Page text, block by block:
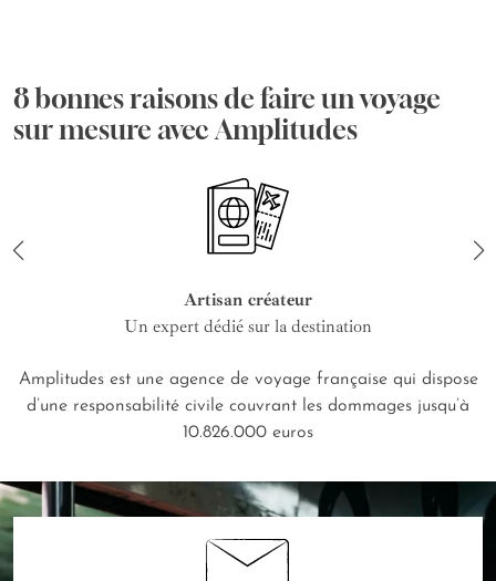
8 bonnes raisons de faire un voyage
sur mesure avec Amplitudes
Artisan créateur
Un expert dédié sur la destination
Amplitudes est une agence de voyage française qui dispose
d’une responsabilité civile couvrant les dommages jusqu’à
10.826.000 euros